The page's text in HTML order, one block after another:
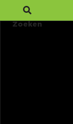
Zoeken